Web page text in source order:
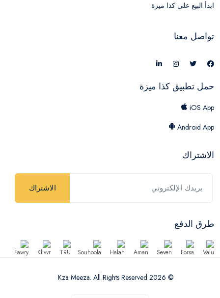
ابدأ البيع علي كذا ميزة
تواصل معنا
حمل تطبيق كذا ميزة
iOS App
Android App
الاشتراك
الاشتراك
طرق الدفع
© 2026 Kza Meeza. All Rights Reserved